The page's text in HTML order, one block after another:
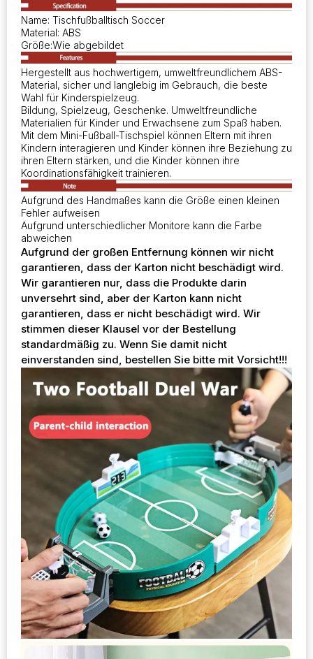
Name: Tischfußballtisch Soccer
Material: ABS
Größe:Wie abgebildet
Hergestellt aus hochwertigem, umweltfreundlichem ABS-
Material, sicher und langlebig im Gebrauch, die beste
Wahl für Kinderspielzeug.
Bildung, Spielzeug, Geschenke. Umweltfreundliche
Materialien für Kinder und Erwachsene zum Spaß haben.
Mit dem Mini-Fußball-Tischspiel können Eltern mit ihren
Kindern interagieren und Kinder können ihre Beziehung zu
ihren Eltern stärken, und die Kinder können ihre
Koordinationsfähigkeit trainieren.
Aufgrund des Handmaßes kann die Größe einen kleinen
Fehler aufweisen
Aufgrund unterschiedlicher Monitore kann die Farbe
abweichen
Aufgrund der großen Entfernung können wir nicht
garantieren, dass der Karton nicht beschädigt wird.
Wir garantieren nur, dass die Produkte darin
unversehrt sind, aber der Karton kann nicht
garantieren, dass er nicht beschädigt wird. Wir
stimmen dieser Klausel vor der Bestellung
standardmäßig zu. Wenn Sie damit nicht
einverstanden sind, bestellen Sie bitte mit Vorsicht!!!